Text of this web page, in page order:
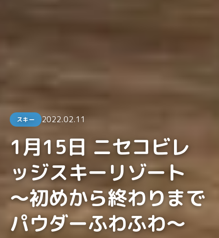
スキー 2022.02.11
1月15日 ニセコビレ
ッジスキーリゾート
〜初めから終わりまで
パウダーふわふわ〜